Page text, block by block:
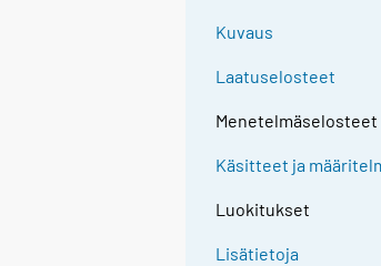
Kuvaus
Laatuselosteet
Menetelmäselosteet
Käsitteet ja
Luokitukset
Lisätietoja